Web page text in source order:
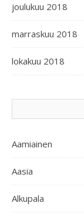
joulukuu 2018
marraskuu 2018
lokakuu 2018
Aamiainen
Aasia
Alkupala